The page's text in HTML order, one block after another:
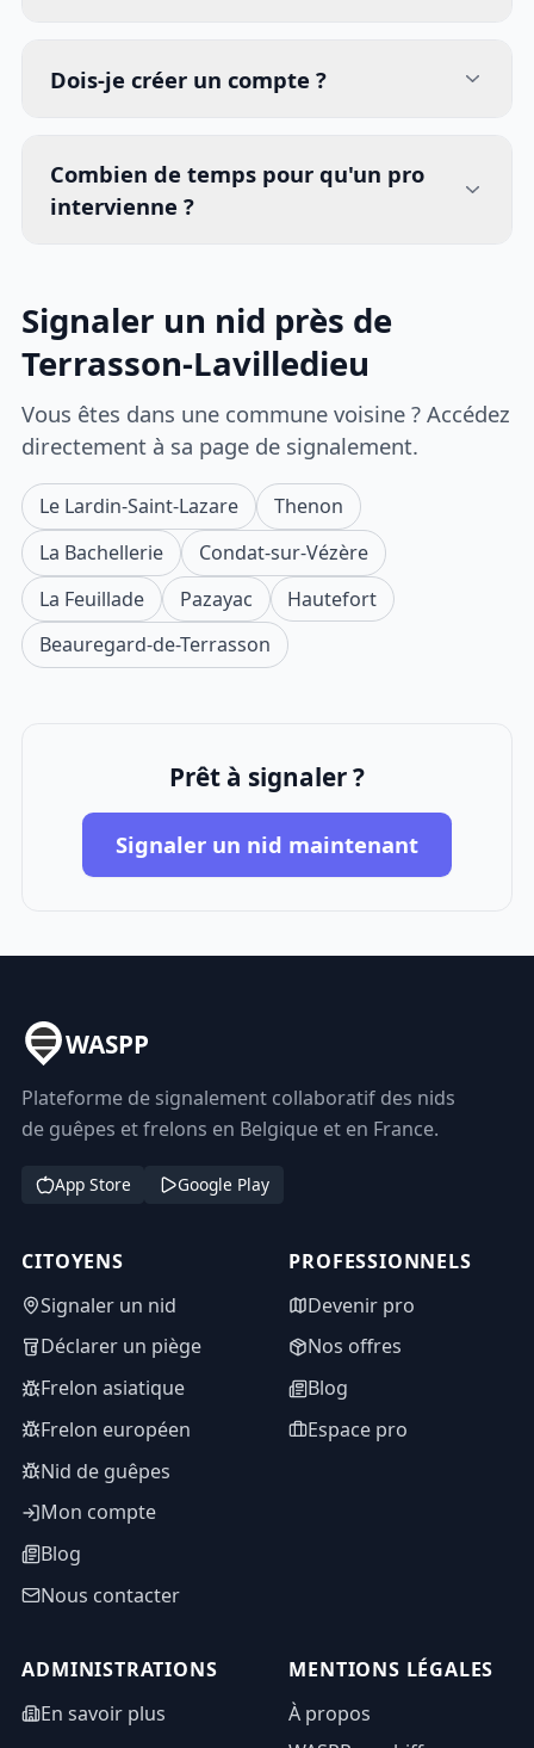
Dois-je créer un compte ?
Combien de temps pour qu'un pro
intervienne ?
Signaler un nid près de
Terrasson-Lavilledieu
Vous êtes dans une commune voisine ? Accédez
directement à sa page de signalement.
Le Lardin-Saint-Lazare
Thenon
La Bachellerie
Condat-sur-Vézère
La Feuillade
Pazayac
Hautefort
Beauregard-de-Terrasson
Prêt à signaler ?
Signaler un nid maintenant
WASPP
Plateforme de signalement collaboratif des nids
de guêpes et frelons en Belgique et en France.
App Store Google Play
CITOYENS
Signaler un nid
Déclarer un piège
Frelon asiatique
Frelon européen
Nid de guêpes
Mon compte
Blog
Nous contacter
PROFESSIONNELS
Devenir pro
Nos offres
Blog
Espace pro
ADMINISTRATIONS
En savoir plus
MENTIONS LÉGALES
À propos